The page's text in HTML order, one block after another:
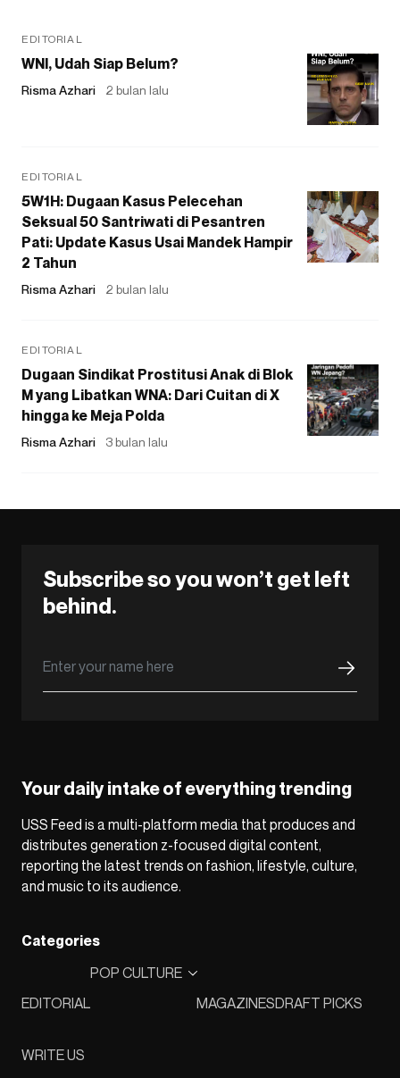
EDITORIAL
WNI, Udah Siap Belum?
Risma Azhari 2 bulan lalu
EDITORIAL
5W1H: Dugaan Kasus Pelecehan
Seksual 50 Santriwati di Pesantren
Pati: Update Kasus Usai Mandek Hampir
2 Tahun
Risma Azhari 2 bulan lalu
EDITORIAL
Dugaan Sindikat Prostitusi Anak di Blok
M yang Libatkan WNA: Dari Cuitan di X
hingga ke Meja Polda
Risma Azhari 3 bulan lalu
Subscribe so you won’t get left
behind.
Your daily intake of everything trending
USS Feed is a multi-platform media that produces and
distributes generation z-focused digital content,
reporting the latest trends on fashion, lifestyle, culture,
and music to its audience.
Categories
EDITORIAL
POP CULTURE
MAGAZINESDRAFT PICKS
WRITE US